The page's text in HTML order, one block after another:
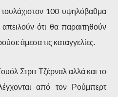
100 υψηλόβαθμα
ότι θα παραιτηθούν
άμεσα τις καταγγελίες.
Στριτ Τζέρναλ αλλά και το
από τον Ρούμπερτ